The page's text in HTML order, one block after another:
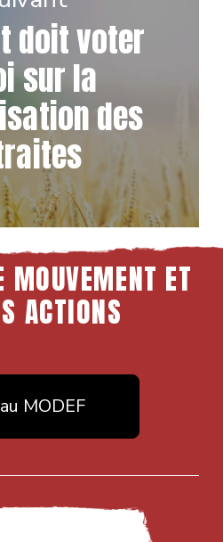
doit voter
sur la
des
MOUVEMENT ET
ACTIONS
MODEF